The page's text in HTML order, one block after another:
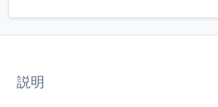
説明